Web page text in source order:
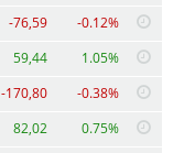
-76,59 -0.12%
59,44 1.05%
-170,80 -0.38%
82,02 0.75%